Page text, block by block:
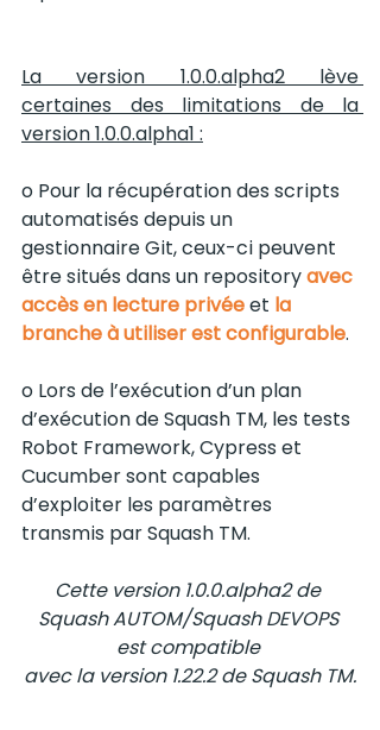
La version 1.0.0.alpha2 lève
certaines des limitations de la
version 1.0.0.alpha1 :
o Pour la récupération des scripts
automatisés depuis un
gestionnaire Git, ceux-ci peuvent
être situés dans un repository avec
accès en lecture privée et la
branche à utiliser est configurable.
o Lors de l’exécution d’un plan
d’exécution de Squash TM, les tests
Robot Framework, Cypress et
Cucumber sont capables
d’exploiter les paramètres
transmis par Squash TM.
Cette version 1.0.0.alpha2 de
Squash AUTOM/Squash DEVOPS
est compatible
avec la version 1.22.2 de Squash TM.